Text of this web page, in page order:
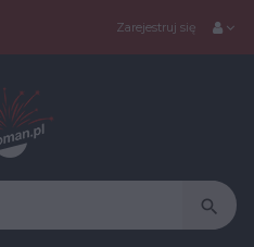
Zarejestruj się
search